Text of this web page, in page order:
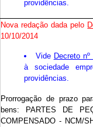
providências.
Nova redação dada pelo
10/10/2014
Vide Decreto
à sociedade
providências.
Prorrogação de prazo
bens: PARTES DE
COMPENSADO - NCM/